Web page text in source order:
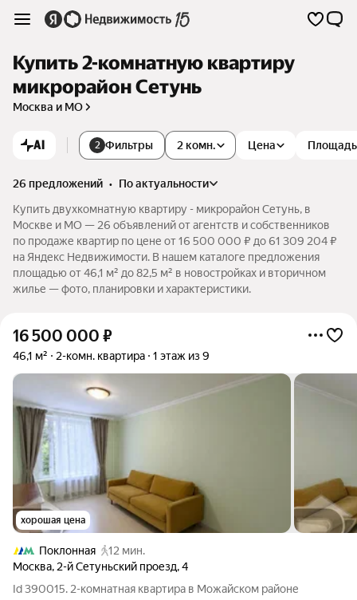
Купить 2-комнатную квартиру
микрорайон Сетунь
Москва и МО
AI 2 Фильтры 2 комн. Цена Площадь
26 предложений •
по актуальности
Купить двухкомнатную квартиру - микрорайон Сетунь, в
Москве и МО — 26 объявлений от агентств и собственников
по продаже квартир по цене от 16 500 000 ₽ до 61 309 204 ₽
на Яндекс Недвижимости. В нашем каталоге предложения
площадью от 46,1 м² до 82,5 м² в новостройках и вторичном
жилье — фото, планировки и характеристики.
16 500 000 ₽
46,1 м² 2-комн. квартира 1 этаж из 9
хорошая цена
Поклонная
12 мин.
Москва, 2-й Сетуньский проезд,4
Id 390015. 2-комнатная квартира в Можайском районе